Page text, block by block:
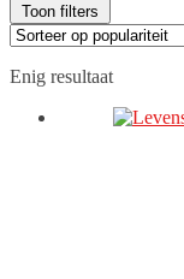
Toon filters
Enig resultaat